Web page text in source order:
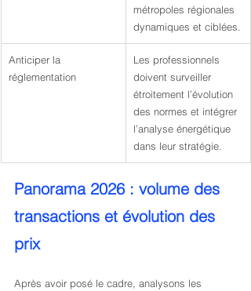
métropoles régionales
dynamiques et ciblées.
Anticiper la
réglementation
Les professionnels
doivent surveiller
étroitement l’évolution
des normes et intégrer
l’analyse énergétique
dans leur stratégie.
Panorama 2026 : volume des
transactions et évolution des
prix
Après avoir posé le cadre, analysons les